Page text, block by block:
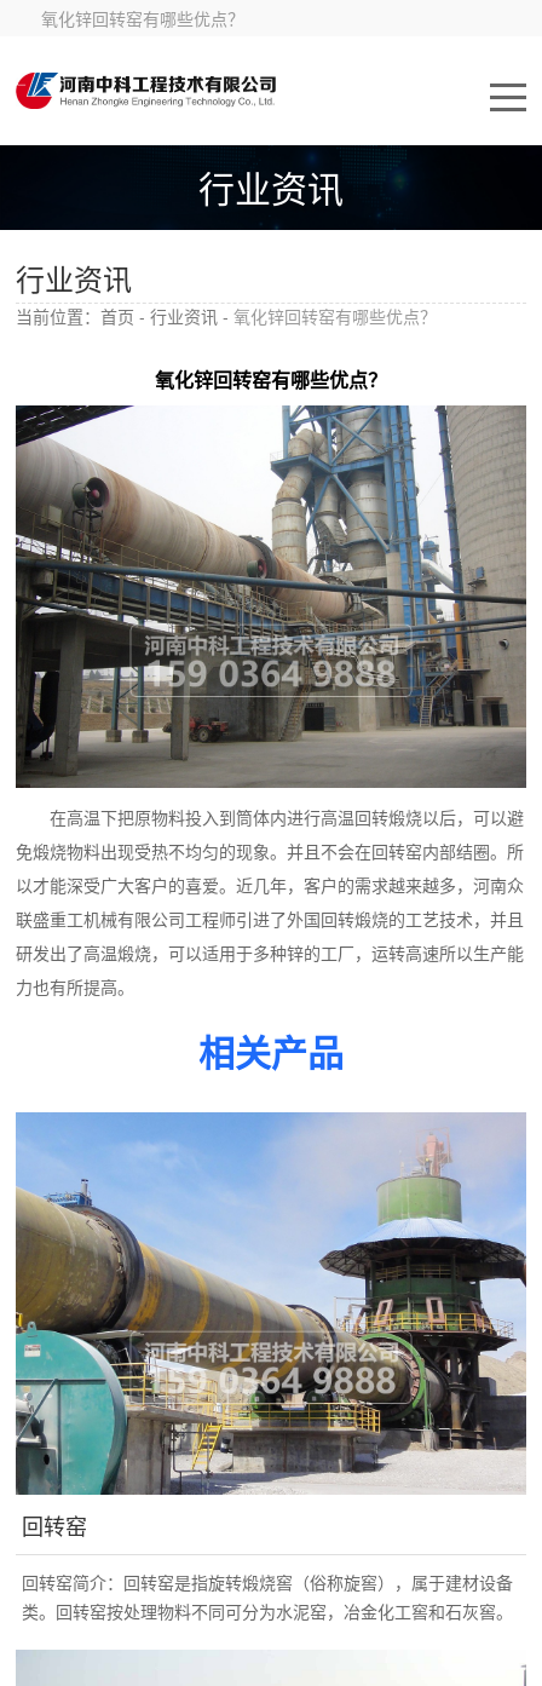
氧化锌回转窑有哪些优点？
行业资讯
行业资讯
当前位置：首页 -行业资讯 -氧化锌回转窑有哪些优点？
氧化锌回转窑有哪些优点？
在高温下把原物料投入到筒体内进行高温回转煅烧以后，可以避
免煅烧物料出现受热不均匀的现象。并且不会在回转窑内部结圈。所
以才能深受广大客户的喜爱。近几年，客户的需求越来越多，河南众
联盛重工机械有限公司工程师引进了外国回转煅烧的工艺技术，并且
研发出了高温煅烧，可以适用于多种锌的工厂，运转高速所以生产能
力也有所提高。
相关产品
回转窑
回转窑简介：回转窑是指旋转煅烧窖（俗称旋窖），属于建材设备
类。回转窑按处理物料不同可分为水泥窑，冶金化工窖和石灰窖。